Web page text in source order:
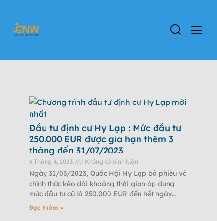
Đầu tư định cư Hy Lạp : Mức đầu tư
250.000 EUR được gia hạn thêm 3
tháng đến 31/07/2023
6 Tháng 4, 2023 Không có bình luận
Ngày 31/03/2023, Quốc Hội Hy Lạp bỏ phiếu và
chính thức kéo dài khoảng thời gian áp dụng
mức đầu tư cũ là 250.000 EUR đến hết ngày
31/07/2023. Cùng
Đọc thêm »